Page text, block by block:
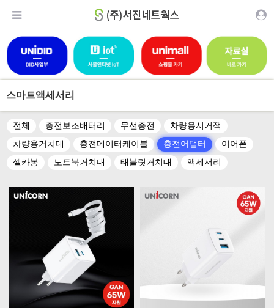
스마트액세서리
전체 충전보조배터리 무선충전
차량용시거잭
차량용거치대
충전데이터케이블 충전어댑터
이어폰
셀카봉
노트북거치대 태블릿거치대 액세서리